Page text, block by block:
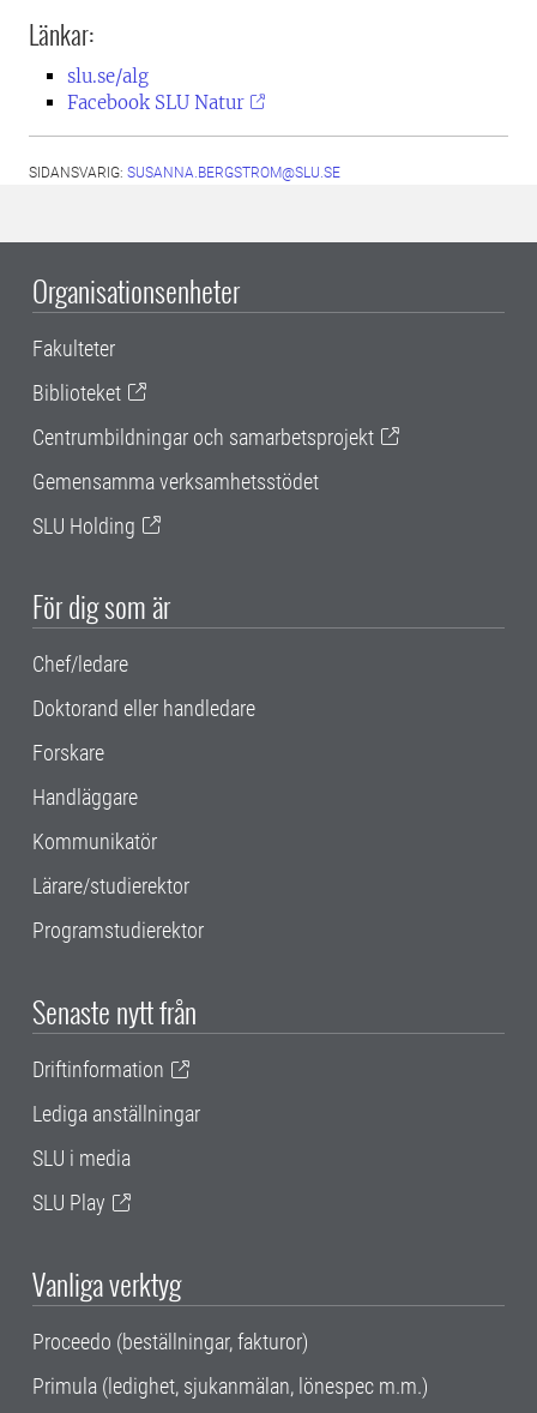
Länkar:
slu.se/alg
Facebook SLU Natur
SIDANSVARIG: SUSANNA.BERGSTROM@SLU.SE
Organisationsenheter
Fakulteter
Biblioteket
Centrumbildningar och samarbetsprojekt
Gemensamma verksamhetsstödet
SLU Holding
För dig som är
Chef/ledare
Doktorand eller handledare
Forskare
Handläggare
Kommunikatör
Lärare/studierektor
Programstudierektor
Senaste nytt från
Driftinformation
Lediga anställningar
SLU i media
SLU Play
Vanliga verktyg
Proceedo (beställningar, fakturor)
Primula (ledighet, sjukanmälan, lönespec m.m.)